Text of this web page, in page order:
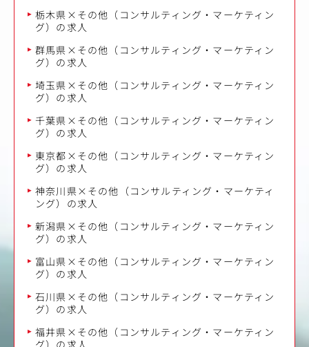
栃木県×その他（コンサルティング・マーケティン
グ）の求人
群馬県×その他（コンサルティング・マーケティン
グ）の求人
埼玉県×その他（コンサルティング・マーケティン
グ）の求人
千葉県×その他（コンサルティング・マーケティン
グ）の求人
東京都×その他（コンサルティング・マーケティン
グ）の求人
神奈川県×その他（コンサルティング・マーケティ
ング）の求人
新潟県×その他（コンサルティング・マーケティン
グ）の求人
富山県×その他（コンサルティング・マーケティン
グ）の求人
石川県×その他（コンサルティング・マーケティン
グ）の求人
福井県×その他（コンサルティング・マーケティン
グ）の求人